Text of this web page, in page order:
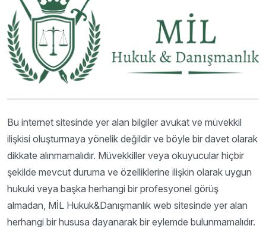
Bu internet sitesinde yer alan bilgiler avukat ve müvekkil
ilişkisi oluşturmaya yönelik değildir ve böyle bir davet olarak
dikkate alınmamalıdır. Müvekkiller veya okuyucular hiçbir
şekilde mevcut duruma ve özelliklerine ilişkin olarak uygun
hukuki veya başka herhangi bir profesyonel görüş
almadan, MİL Hukuk&Danışmanlık web sitesinde yer alan
herhangi bir hususa dayanarak bir eylemde bulunmamalıdır.